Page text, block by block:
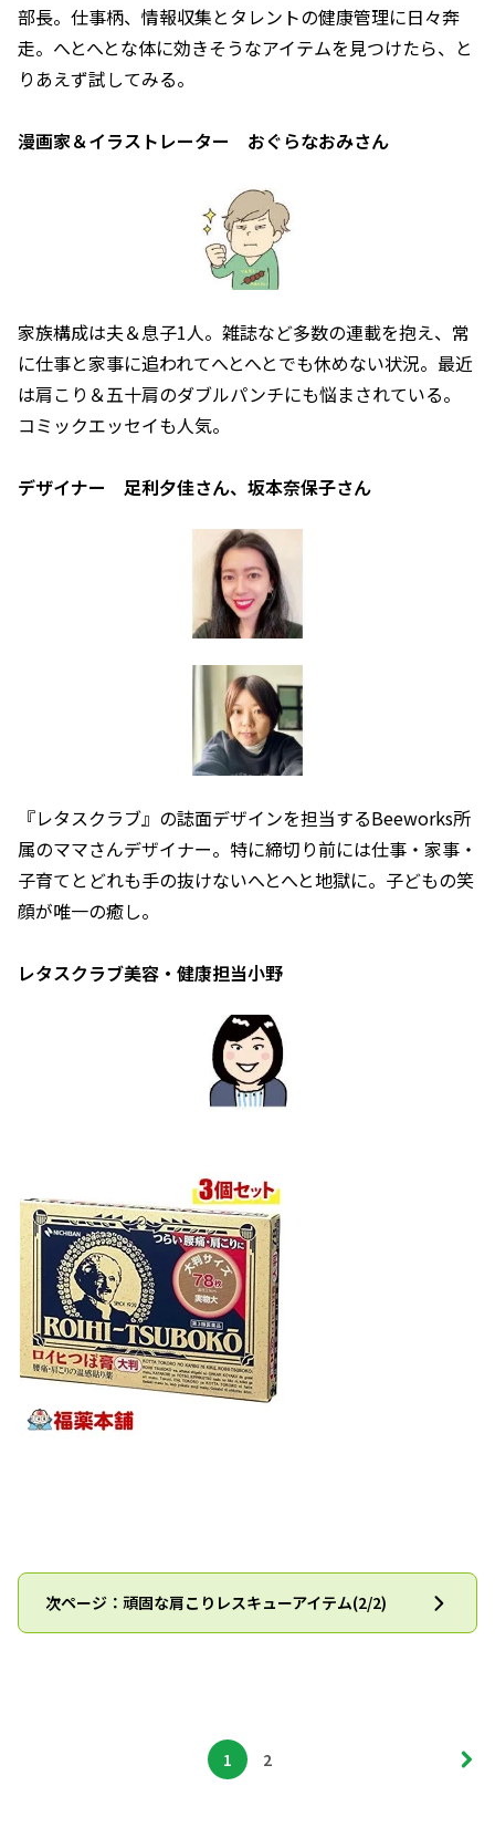
部長。仕事柄、情報収集とタレントの健康管理に日々奔
走。へとへとな体に効きそうなアイテムを見つけたら、と
りあえず試してみる。
漫画家＆イラストレーター おぐらなおみさん
家族構成は夫＆息子1人。雑誌など多数の連載を抱え、常
に仕事と家事に追われてへとへとでも休めない状況。最近
は肩こり＆五十肩のダブルパンチにも悩まされている。
コミックエッセイも人気。
デザイナー 足利夕佳さん、坂本奈保子さん
『レタスクラブ』の誌面デザインを担当するBeeworks所
属のママさんデザイナー。特に締切り前には仕事・家事・
子育てとどれも手の抜けないへとへと地獄に。子どもの笑
顔が唯一の癒し。
レタスクラブ美容・健康担当小野
次ページ：頑固な肩こりレスキューアイテム(2/2)
1 2